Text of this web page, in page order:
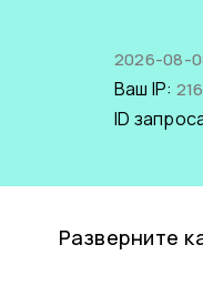
2026-08-
Ваш IP:
ID
Разверните